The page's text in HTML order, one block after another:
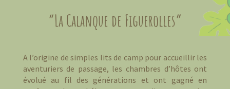
“La Calanque de Figuerolles”
A l’origine de simples lits de camp pour accueillir les
aventuriers de passage, les chambres d’hôtes ont
évolué au fil des générations et ont gagné en